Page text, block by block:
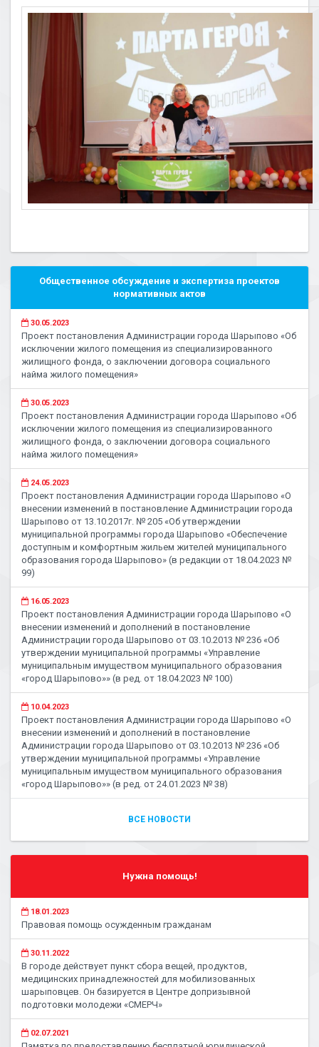
Общественное обсуждение и экспертиза проектов
нормативных актов
30.05.2023
Проект постановления Администрации города Шарыпово «Об
исключении жилого помещения из специализированного
жилищного фонда, о заключении договора социального
найма жилого помещения»
30.05.2023
Проект постановления Администрации города Шарыпово «Об
исключении жилого помещения из специализированного
жилищного фонда, о заключении договора социального
найма жилого помещения»
24.05.2023
Проект постановления Администрации города Шарыпово «О
внесении изменений в постановление Администрации города
Шарыпово от 13.10.2017г. № 205 «Об утверждении
муниципальной программы города Шарыпово «Обеспечение
доступным и комфортным жильем жителей муниципального
образования города Шарыпово» (в редакции от 18.04.2023 №
99)
16.05.2023
Проект постановления Администрации города Шарыпово «О
внесении изменений и дополнений в постановление
Администрации города Шарыпово от 03.10.2013 № 236 «Об
утверждении муниципальной программы «Управление
муниципальным имуществом муниципального образования
«город Шарыпово»» (в ред. от 18.04.2023 № 100)
10.04.2023
Проект постановления Администрации города Шарыпово «О
внесении изменений и дополнений в постановление
Администрации города Шарыпово от 03.10.2013 № 236 «Об
утверждении муниципальной программы «Управление
муниципальным имуществом муниципального образования
«город Шарыпово»» (в ред. от 24.01.2023 № 38)
ВСЕ НОВОСТИ
Нужна помощь!
18.01.2023
Правовая помощь осужденным гражданам
30.11.2022
В городе действует пункт сбора вещей, продуктов,
медицинских принадлежностей для мобилизованных
шарыповцев. Он базируется в Центре допризывной
подготовки молодежи «СМЕРЧ»
02.07.2021